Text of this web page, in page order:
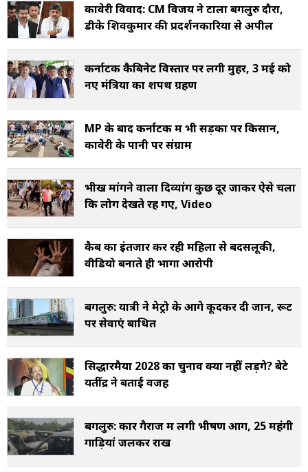
कावेरी विवाद: CM विजय ने टाला बेंगलुरु दौरा,
डीके शिवकुमार की प्रदर्शनकारियों से अपील
कर्नाटक कैबिनेट विस्तार पर लगी मुहर, 3 मई को
नए मंत्रियों का शपथ ग्रहण
MP के बाद कर्नाटक में भी सड़कों पर किसान,
कावेरी के पानी पर संग्राम
भीख मांगने वाला दिव्यांग कुछ दूर जाकर ऐसे चला
कि लोग देखते रह गए, Video
कैब का इंतजार कर रही महिला से बदसलूकी,
वीडियो बनाते ही भागा आरोपी
बेंगलुरु: यात्री ने मेट्रो के आगे कूदकर दी जान, रूट
पर सेवाएं बाधित
सिद्धारमैया 2028 का चुनाव क्यों नहीं लड़ेंगे? बेटे
यतींद्र ने बताई वजह
बेंगलुरु: कार गैराज में लगी भीषण आग, 25 महंगी
गाड़ियां जलकर राख